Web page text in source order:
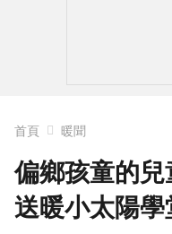
首頁 暖聞
偏鄉孩童的
送暖小太陽學